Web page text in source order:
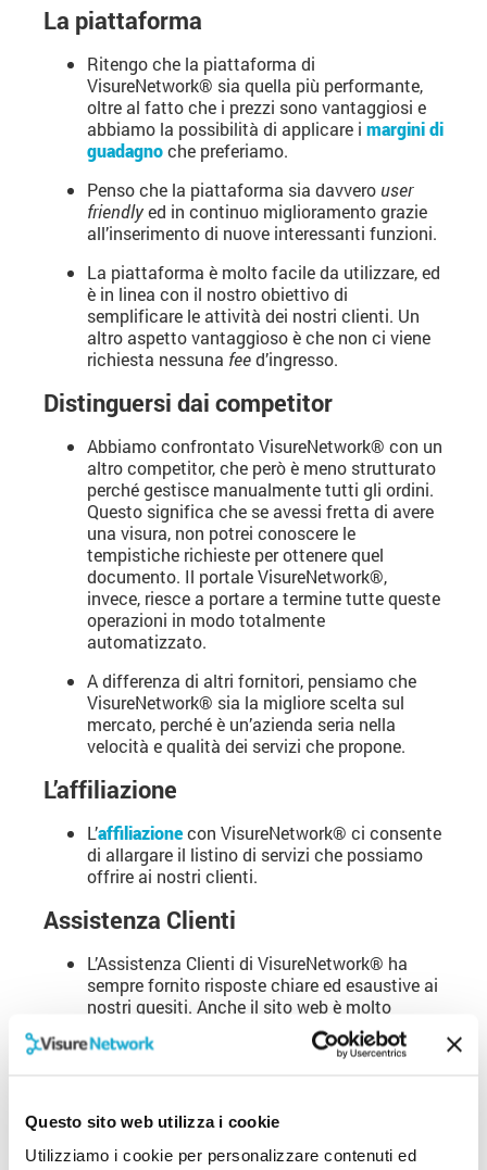
Questo sito web utilizza i cookie
Utilizziamo i cookie per personalizzare contenuti ed
La piattaforma
Ritengo che la piattaforma di
VisureNetwork® sia quella più performante,
oltre al fatto che i prezzi sono vantaggiosi e
abbiamo la possibilità di applicare i margini di
guadagnoche preferiamo.
Penso che la piattaforma sia davvero user
friendlyed in continuo miglioramento grazie
all’inserimento di nuove interessanti funzioni.
La piattaforma è molto facile da utilizzare, ed
è in linea con il nostro obiettivo di
semplificare le attività dei nostri clienti. Un
altro aspetto vantaggioso è che non ci viene
richiesta nessuna feed’ingresso.
Distinguersi dai competitor
Abbiamo confrontato VisureNetwork® con un
altro competitor, che però è meno strutturato
perché gestisce manualmente tutti gli ordini.
Questo significa che se avessi fretta di avere
una visura, non potrei conoscere le
tempistiche richieste per ottenere quel
documento. Il portale VisureNetwork®,
invece, riesce a portare a termine tutte queste
operazioni in modo totalmente
automatizzato.
A differenza di altri fornitori, pensiamo che
VisureNetwork® sia la migliore scelta sul
mercato, perché è un’azienda seria nella
velocità e qualità dei servizi che propone.
L’affiliazione
L’affiliazionecon VisureNetwork® ci consente
di allargare il listino di servizi che possiamo
offrire ai nostri clienti.
Assistenza Clienti
L’Assistenza Clienti di VisureNetwork® ha
sempre fornito risposte chiare ed esaustive ai
nostri quesiti. Anche il sito web è molto
completo in tutte le informazioni più
importanti.
Clienti è sempre disponibile a venirci incontro
per qualsiasi necessità.